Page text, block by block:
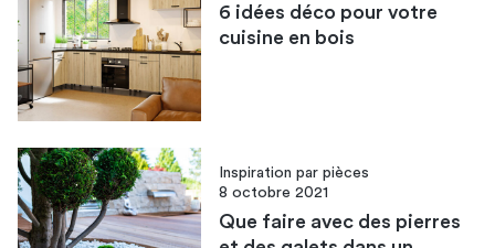
6 idées déco pour votre
cuisine en bois
Inspiration par pièces
8 octobre 2021
Que faire avec des pierres